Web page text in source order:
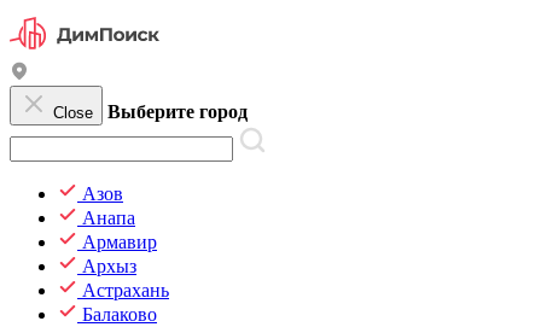
Close Выберите город
Азов
Анапа
Армавир
Архыз
Астрахань
Балаково